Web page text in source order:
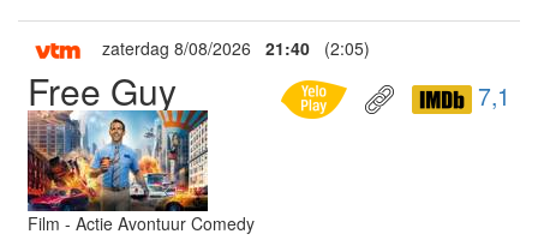
zaterdag 8/08/2026 21:40 (2:05)
Free Guy 7,1
Film - Actie Avontuur Comedy